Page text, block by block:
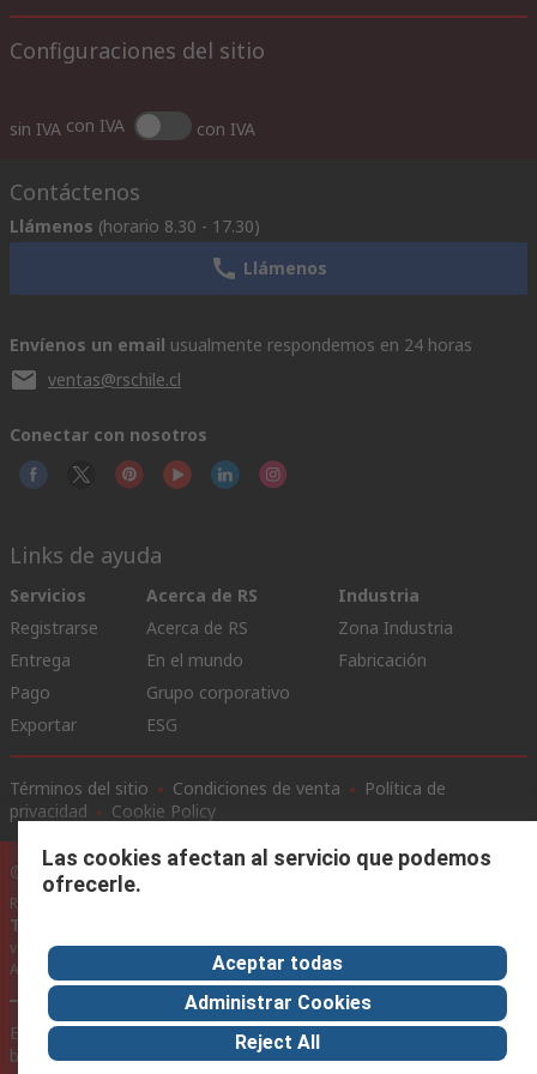
Configuraciones del sitio
sin IVA con IVA con IVA
Contáctenos
Llámenos (horario 8.30 - 17.30)
Llámenos
Envíenos un email usualmente respondemos en 24 horas
ventas@rschile.cl
Conectar con nosotros
Links de ayuda
Servicios
Registrarse
Entrega
Pago
Exportar
Acerca de RS
Acerca de RS
En el mundo
Grupo corporativo
ESG
Industria
Zona Industria
Fabricación
Términos del sitio Condiciones de venta
Política de
privacidad
Cookie Policy
©RS Group Ltd. 2020
RS Group Ltda.
Teléfonos
ventas@rschile.cl
Ayuda
Este sitio web ha sido desarrollado por Catalogue solutions Ltd
bajo licencia por RS Group Ltd
Las cookies afectan al servicio que podemos
ofrecerle.
Aceptar todas
Administrar Cookies
Reject All